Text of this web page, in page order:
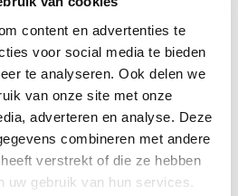
content en advertenties te
voor social media te bieden
te analyseren. Ook delen we
van onze site met onze
adverteren en analyse. Deze
combineren met andere
verstrekt of die ze hebben
uw gebruik van hun services.
R32
-15 tot +24
-15 tot +24